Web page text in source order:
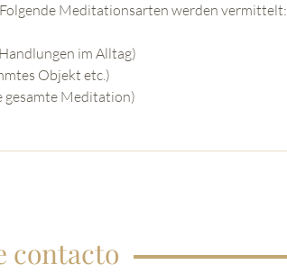
Meditationsarten werden vermittelt:
im Alltag)
Objekt etc.)
Meditation)
contacto